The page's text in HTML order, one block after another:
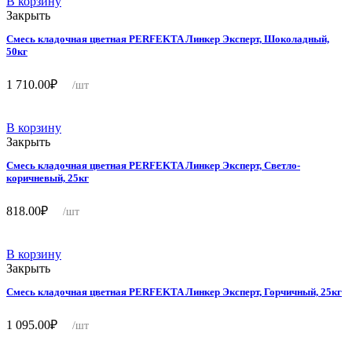
Закрыть
Смесь кладочная цветная PERFEKTA Линкер Эксперт, Шоколадный,
50кг
1 710.00₽ /шт
В корзину
Закрыть
Смесь кладочная цветная PERFEKTA Линкер Эксперт, Светло-
коричневый, 25кг
818.00₽ /шт
В корзину
Закрыть
Смесь кладочная цветная PERFEKTA Линкер Эксперт, Горчичный, 25кг
1 095.00₽ /шт